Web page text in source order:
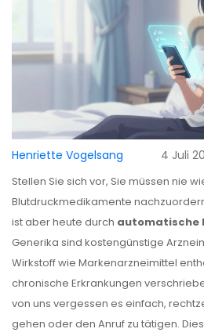
Henriette Vogelsang 4 Juli
Stellen Sie sich vor, Sie müssen nie
Blutdruckmedikamente
ist aber heute durch automatische
Generika sind kostengünstige
Wirkstoff wie Markenarzneimittel
chronische Erkrankungen
von uns vergessen es einfach,
gehen oder den Anruf zu tätigen.